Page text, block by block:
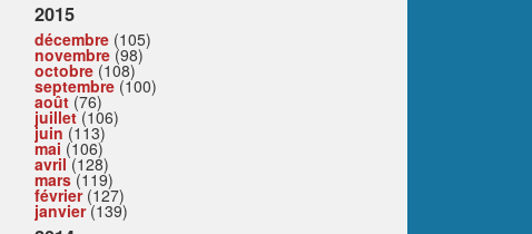
2015
décembre (105)
novembre (98)
octobre (108)
septembre (100)
août (76)
juillet(106)
juin (113)
mai (106)
avril(128)
mars(119)
février(127)
janvier(139)